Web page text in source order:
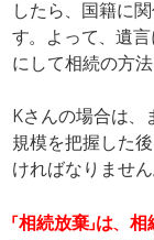
したら、国籍に
す。よって、遺
にして相続の方
Kさんの場合は
規模を把握した後
ければなりません
「相続放棄」は、